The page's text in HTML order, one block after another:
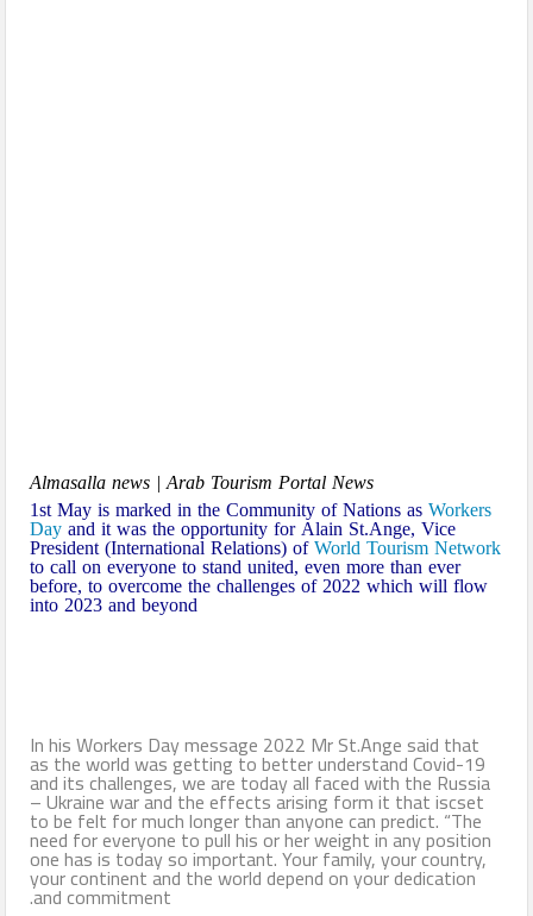
Almasalla news | Arab Tourism Portal News
1st May is marked in the Community of Nations asWorkers
Dayand it was the opportunity for Alain St.Ange, Vice
President (International Relations) ofWorld Tourism Network
to call on everyone to stand united, even more than ever
before, to overcome the challenges of 2022 which will flow
into 2023 and beyond
In his Workers Day message 2022 Mr St.Ange said that
as the world was getting to better understand Covid-19
and its challenges, we are today all faced with the Russia
– Ukraine war and the effects arising form it that iscset
to be felt for much longer than anyone can predict. “The
need for everyone to pull his or her weight in any position
one has is today so important. Your family, your country,
your continent and the world depend on your dedication
and commitment.